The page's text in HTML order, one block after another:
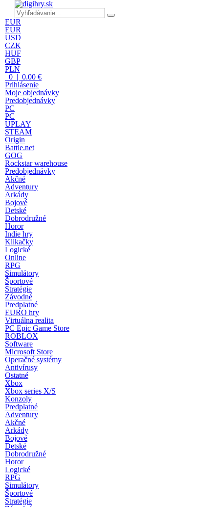
EUR
EUR
USD
CZK
HUF
GBP
PLN
0 | 0.00 €
Prihlásenie
Moje objednávky
Predobjednávky
PC
PC
UPLAY
STEAM
Origin
Battle.net
GOG
Rockstar warehouse
Predobjednávky
Akčné
Adventury
Arkády
Bojové
Detské
Dobrodružné
Horor
Indie hry
Klikačky
Logické
Online
RPG
Simulátory
Športové
Stratégie
Závodné
Predplatné
EURO hry
Virtuálna realita
PC Epic Game Store
ROBLOX
Software
Microsoft Store
Operačné systémy
Antivírusy
Ostatné
Xbox
Xbox series X/S
Konzoly
Predplatné
Adventury
Akčné
Arkády
Bojové
Detské
Dobrodružné
Horor
Logické
RPG
Simulátory
Športové
Stratégie